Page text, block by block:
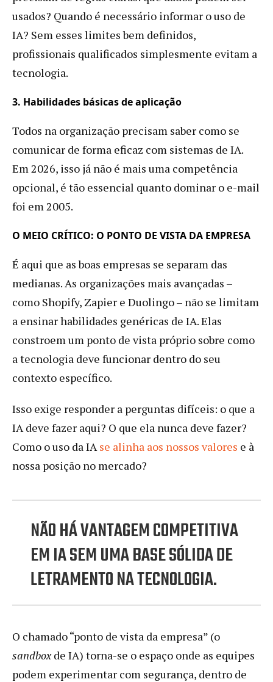
usados? Quando é necessário informar o uso de
IA? Sem esses limites bem definidos,
profissionais qualificados simplesmente evitam a
tecnologia.
3. Habilidades básicas de aplicação
Todos na organização precisam saber como se
comunicar de forma eficaz com sistemas de IA.
Em 2026, isso já não é mais uma competência
opcional, é tão essencial quanto dominar o e-mail
foi em 2005.
O MEIO CRÍTICO: O PONTO DE VISTA DA EMPRESA
É aqui que as boas empresas se separam das
medianas. As organizações mais avançadas –
como Shopify, Zapier e Duolingo – não se limitam
a ensinar habilidades genéricas de IA. Elas
constroem um ponto de vista próprio sobre como
a tecnologia deve funcionar dentro do seu
contexto específico.
Isso exige responder a perguntas difíceis: o que a
IA deve fazer aqui? O que ela nunca deve fazer?
Como o uso da IAse alinha aos nossos valores e à
nossa posição no mercado?
NÃO HÁ VANTAGEM COMPETITIVA
EM IA SEM UMA BASE SÓLIDA DE
LETRAMENTO NA TECNOLOGIA.
O chamado “ponto de vista da empresa” (o
sandboxde IA) torna-se o espaço onde as equipes
podem experimentar com segurança, dentro de